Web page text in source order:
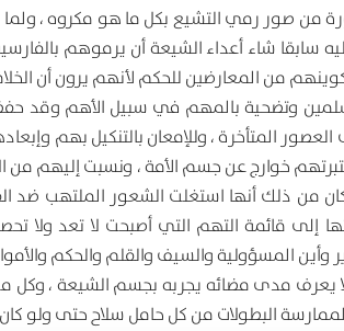
من صور رمي التشيع بكل ما هو مكروه ،
سابقا شاء أعداء الشيعة أن يرموهم
من المعارضين للحكم لأنهم يرون أن
وتضحية بالمهم في سبيل الأهم وقد
المتأخرة ، وللإمعان بالتنكيل بهم
خوارج عن جسم الأمة ، ونسبت إليهم من
ذلك أنها استغلت الشعور الملتهب ضد
إلى قائمة التهم التي أصبحت لا تعد ولا
المسؤولية والسيف والقلم والحكم
لا يعرف مدى مضائه يجربه بجسم الشيعة ،
لممارسة البطولات من كل حامل سلاح حتى ولو